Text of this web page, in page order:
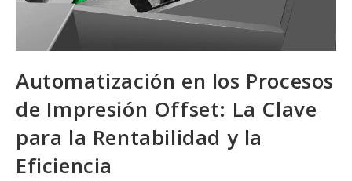
Automatización en los Procesos
de Impresión Offset: La Clave
para la Rentabilidad y la
Eficiencia